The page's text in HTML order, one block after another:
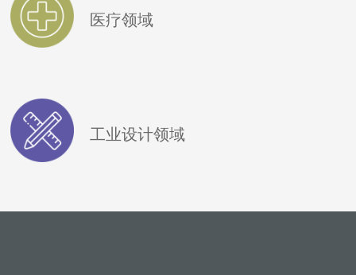
医疗领域
工业设计领域